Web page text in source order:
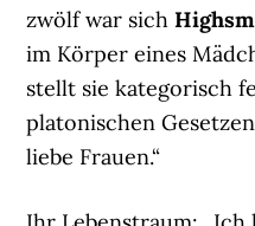
zwölf war sich
im Körper eines
stellt sie kategorisch
platonischen
liebe Frauen.“